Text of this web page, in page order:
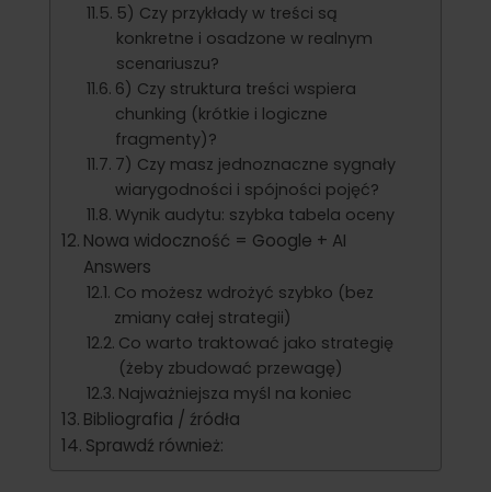
5) Czy przykłady w treści są
konkretne i osadzone w realnym
scenariuszu?
6) Czy struktura treści wspiera
chunking (krótkie i logiczne
fragmenty)?
7) Czy masz jednoznaczne sygnały
wiarygodności i spójności pojęć?
Wynik audytu: szybka tabela oceny
Nowa widoczność = Google + AI
Answers
Co możesz wdrożyć szybko (bez
zmiany całej strategii)
Co warto traktować jako strategię
(żeby zbudować przewagę)
Najważniejsza myśl na koniec
Bibliografia / źródła
Sprawdź również: